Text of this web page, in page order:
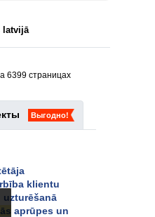
latvijā
6399 страницах
Выгодно!
klientu
uzturēšanā
aprūpes un